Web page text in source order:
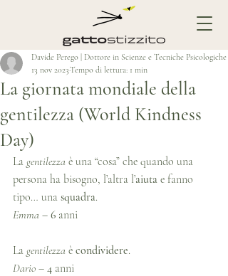
La giornata mondiale della
gentilezza (World Kindness
Day)
Davide Perego | Dottore in Scienze e Tecniche Psicologiche
13 nov 2023Tempo di lettura: 1 min
La gentilezza è una “cosa” che quando una
persona ha bisogno, l’altra l’aiuta e fanno
tipo… una squadra.
Emma – 6 anni
La gentilezza è condividere.
Dario – 4 anni